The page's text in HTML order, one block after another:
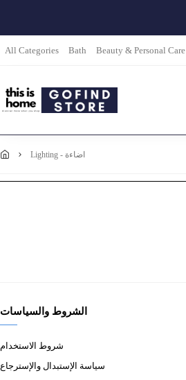
All Categories Bath Beauty & Personal Care
lighting - اضاءة
الشروط والسياسات
شروط الاستخدام
سياسة الإستبدال والإسترجاع